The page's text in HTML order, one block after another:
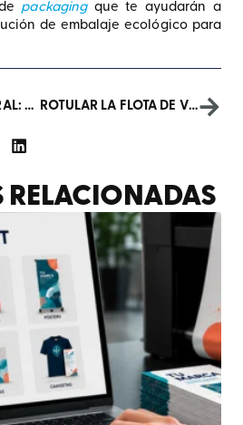
packaging que te ayudarán a
de embalaje ecológico para
EXPEDIENTE LABORAL: POR QUÉ DIGITALIZARLO ROTULAR LA FLOTA DE VEHÍCULOS DE TU EMPRESA
RELACIONADAS